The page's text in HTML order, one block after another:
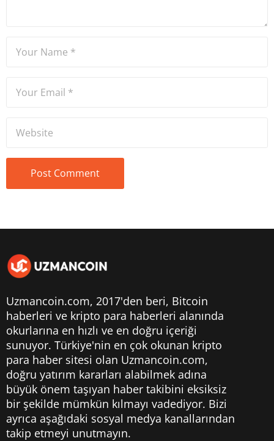
Uzmancoin.com, 2017'den beri, Bitcoin
haberleri ve kripto para haberleri alanında
okurlarına en hızlı ve en doğru içeriği
sunuyor. Türkiye'nin en çok okunan kripto
para haber sitesi olan Uzmancoin.com,
doğru yatırım kararları alabilmek adına
büyük önem taşıyan haber takibini eksiksiz
bir şekilde mümkün kılmayı vadediyor. Bizi
ayrıca aşağıdaki sosyal medya kanallarından
takip etmeyi unutmayın.